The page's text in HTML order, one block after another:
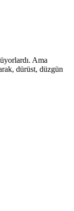
Ama
dürüst, düzgün